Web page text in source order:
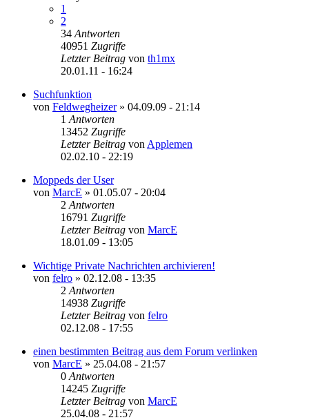
1
2
34 Antworten
40951 Zugriffe
Letzter Beitrag von th1mx
20.01.11 - 16:24
Suchfunktion
von Feldwegheizer» 04.09.09 - 21:14
1 Antworten
13452 Zugriffe
Letzter Beitrag von Applemen
02.02.10 - 22:19
Moppeds der User
von MarcE » 01.05.07 - 20:04
2 Antworten
16791 Zugriffe
Letzter Beitrag von MarcE
18.01.09 - 13:05
Wichtige Private Nachrichten archivieren!
von felro » 02.12.08 - 13:35
2 Antworten
14938 Zugriffe
Letzter Beitrag von felro
02.12.08 - 17:55
einen bestimmten Beitrag aus dem Forum verlinken
von MarcE » 25.04.08 - 21:57
0 Antworten
14245 Zugriffe
Letzter Beitrag von MarcE
25.04.08 - 21:57